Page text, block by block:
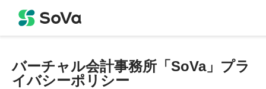
バーチャル会計事務所「SoVa」プラ
イバシーポリシー